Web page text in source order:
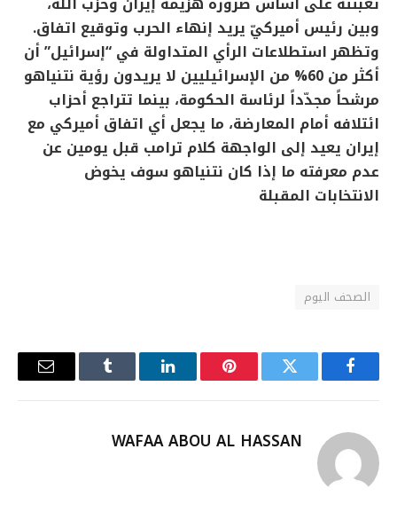
وبين رئيس أميركيّ يريد إنهاء الحرب وتوقيع اتفاق.
وتظهر استطلاعات الرأي المتداولة في “إسرائيل” أن
أكثر من 60% من الإسرائيليين لا يريدون رؤية نتنياهو
مرشحاً مجدّداً لرئاسة الحكومة، بينما تتراجع أحزاب
ائتلافه أمام المعارضة، ما يجعل أي اتفاق أميركي مع
إيران يعيد إلى الواجهة كلام ترامب قبل يومين عن
عدم معرفته ما إذا كان نتنياهو سوف يخوض
الانتخابات المقبلة
الصحف اليوم
فيسبوك تويتر بينتيريستلينكدإن Tumblr
البريد
WAFAA ABOU AL HASSAN